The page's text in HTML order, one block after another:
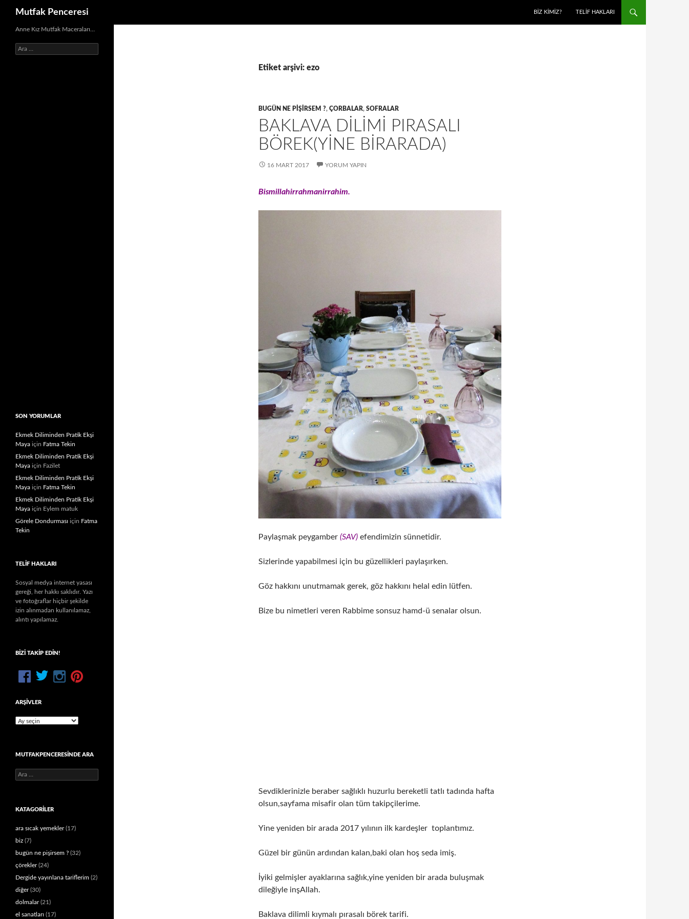
İçeriğe
Mutfak Penceresi BIZ KIMIZ? TELIF HAKLARI
Etiket arşivi: ezo
BUGÜN NE PIŞIRSEM ?, ÇORBALAR, SOFRALAR
BAKLAVA DILIMI PIRASALI
BÖREK(YINE BIRARADA)
16 MART 2017 YORUM YAPIN
Bismillahirrahmanirrahim.
Paylaşmak peygamber (SAV) efendimizin sünnetidir.
Sizlerinde yapabilmesi için bu güzellikleri paylaşırken.
Göz hakkını unutmamak gerek, göz hakkını helal edin lütfen.
Bize bu nimetleri veren Rabbime sonsuz hamd-ü senalar olsun.
Sevdiklerinizle beraber sağlıklı huzurlu bereketli tatlı tadında hafta
olsun,sayfama misafir olan tüm takipçilerime.
Yine yeniden bir arada 2017 yılının ilk kardeşler toplantımız.
Güzel bir günün ardından kalan,baki olan hoş seda imiş.
İyiki gelmişler ayaklarına sağlık,yine yeniden bir arada buluşmak
dileğiyle inşAllah.
Baklava dilimli kıymalı pırasalı börek tarifi.
Anne Kız Mutfak Maceraları…
Arama:
SON YORUMLAR
Ekmek Diliminden Pratik Ekşi
Maya için Fatma Tekin
Ekmek Diliminden Pratik Ekşi
Maya için Fazilet
Ekmek Diliminden Pratik Ekşi
Maya için Fatma Tekin
Ekmek Diliminden Pratik Ekşi
Maya için Eylem matuk
Görele Dondurması için Fatma
Tekin
TELIF HAKLARI
Sosyal medya internet yasası
gereği, her hakkı saklıdır. Yazı
ve fotoğraflar hiçbir şekilde
izin alınmadan kullanılamaz,
alıntı yapılamaz.
BIZI TAKIP EDIN!
ARŞIVLER
Arşivler
MUTFAKPENCERESINDE ARA
Arama:
KATAGORILER
ara sıcak yemekler(17)
biz (7)
bugün ne pişirsem ? (32)
çörekler(24)
Dergide yayınlana tariflerim (2)
diğer(30)
dolmalar(21)
el sanatları (17)